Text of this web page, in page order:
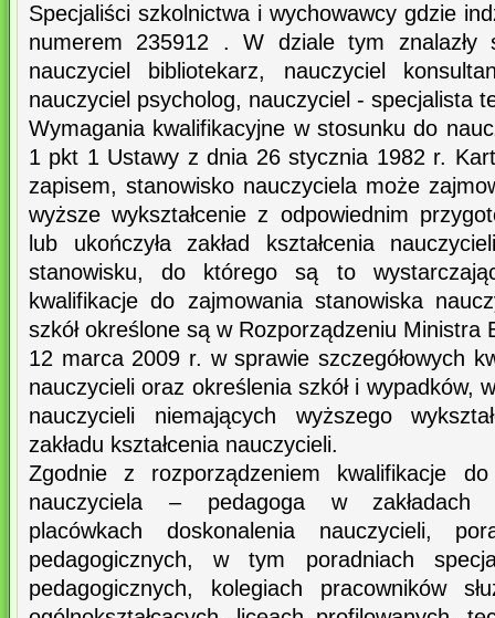
Specjaliści szkolnictwa i wychowawcy gdzie
numerem 235912 . W dziale tym znalazły
nauczyciel bibliotekarz, nauczyciel
nauczyciel psycholog, nauczyciel - specjalista
Wymagania kwalifikacyjne w stosunku do
1 pkt 1 Ustawy z dnia 26 stycznia 1982 r.
zapisem, stanowisko nauczyciela może
wyższe wykształcenie z odpowiednim
lub ukończyła zakład kształcenia
stanowisku, do którego są to
kwalifikacje do zajmowania stanowiska
szkół określone są w Rozporządzeniu Ministra
12 marca 2009 r. w sprawie szczegółowych
nauczycieli oraz określenia szkół i wypadków,
nauczycieli niemających wyższego
zakładu kształcenia nauczycieli.
Zgodnie z rozporządzeniem kwalifikacje
nauczyciela – pedagoga w zakładach
placówkach doskonalenia nauczycieli,
pedagogicznych, w tym poradniach
pedagogicznych, kolegiach pracowników